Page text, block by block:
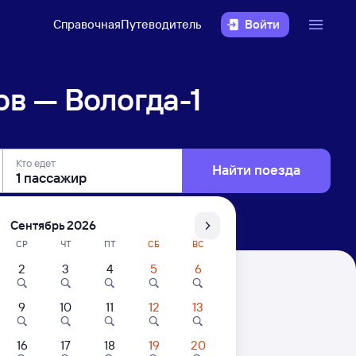
СправочнаяПутеводитель Войти
— Вологда-1
Кто едет Найти поезда
Цены за 1 пассажира
Сентябрь 2026
СР ЧТ ПТ СБ ВС
2 3 4 5 6
9 10 11 12 13
16 17 18 19 20